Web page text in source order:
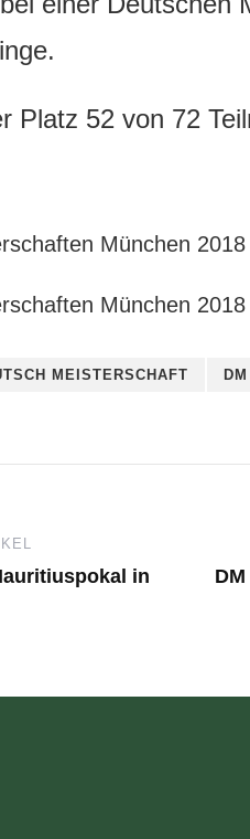
Platz 52 von 72
MEISTERSCHAFT
in